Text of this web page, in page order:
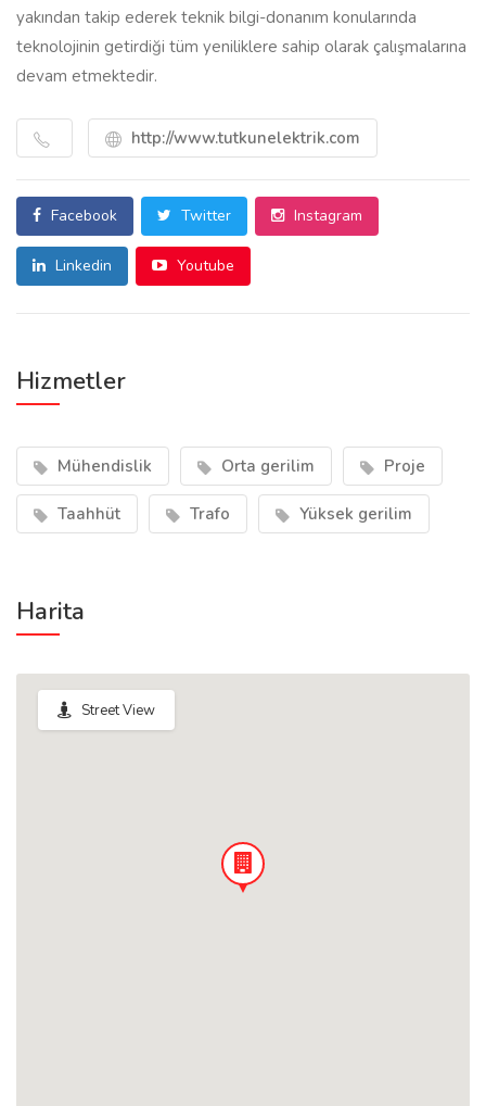
yakından takip ederek teknik bilgi-donanım konularında
teknolojinin getirdiği tüm yeniliklere sahip olarak çalışmalarına
devam etmektedir.
http://www.tutkunelektrik.com
Facebook Twitter Instagram
Linkedin Youtube
Hizmetler
Mühendislik Orta gerilim Proje
Taahhüt Trafo Yüksek gerilim
Harita
Street View